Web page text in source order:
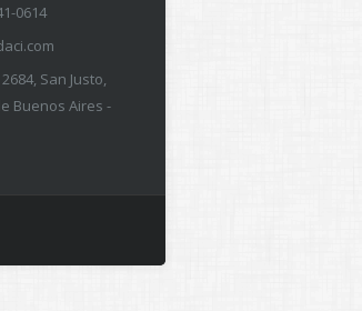
0614
San Justo,
Buenos Aires -